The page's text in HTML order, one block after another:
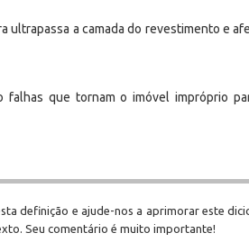
ultrapassa a camada do revestimento e
falhas que tornam o imóvel impróprio
definição e ajude-nos a aprimorar este
Seu comentário é muito importante!